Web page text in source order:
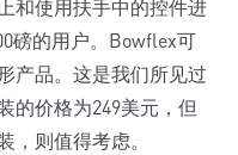
和使用扶手中的控件进
磅的用户。Bowflex可
产品。这是我们所见过
的价格为249美元，但
，则值得考虑。